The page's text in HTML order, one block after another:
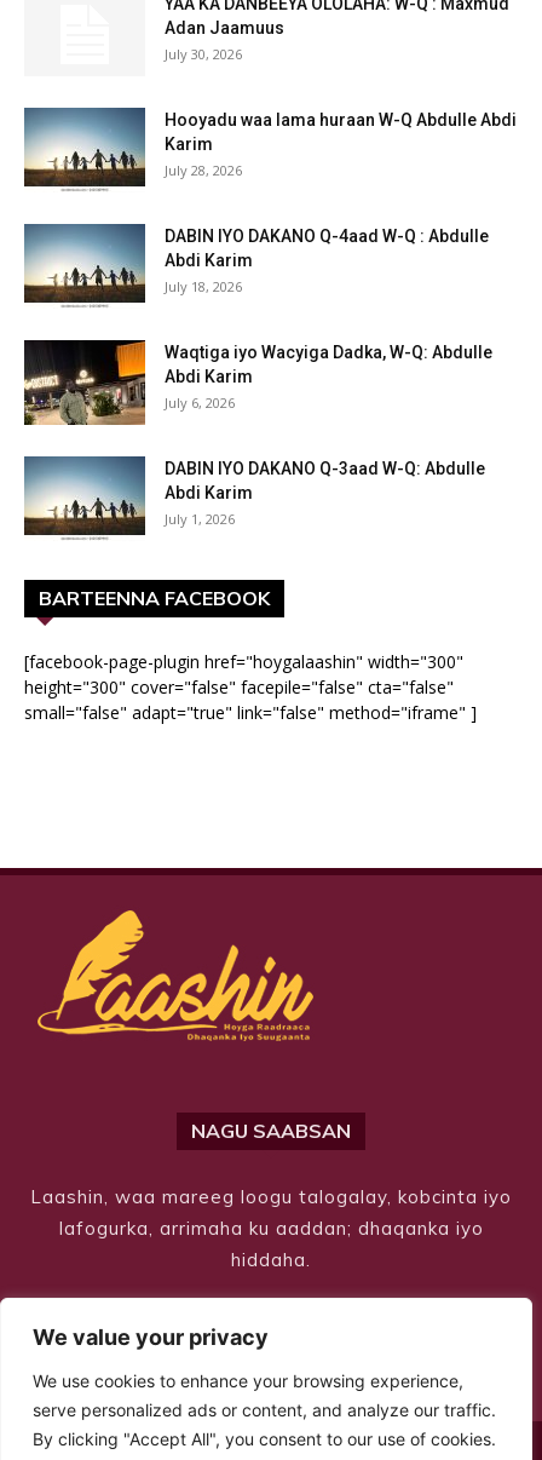
We value your privacy
We use cookies to enhance your browsing experience,
serve personalized ads or content, and analyze our traffic.
By clicking "Accept All", you consent to our use of cookies.
Adan Jaamuus
July 30, 2026
Hooyadu waa lama huraan W-Q Abdulle Abdi
Karim
July 28, 2026
DABIN IYO DAKANO Q-4aad W-Q : Abdulle
Abdi Karim
July 18, 2026
Waqtiga iyo Wacyiga Dadka, W-Q: Abdulle
Abdi Karim
July 6, 2026
DABIN IYO DAKANO Q-3aad W-Q: Abdulle
Abdi Karim
July 1, 2026
BARTEENNA FACEBOOK
[facebook-page-plugin href="hoygalaashin" width="300"
height="300" cover="false" facepile="false" cta="false"
small="false" adapt="true" link="false" method="iframe" ]
NAGU SAABSAN
Laashin, waa mareeg loogu talogalay, kobcinta iyo
lafogurka, arrimaha ku aaddan; dhaqanka iyo
hiddaha.
© Copyright 2026 – Laashin. All Rights Reserved